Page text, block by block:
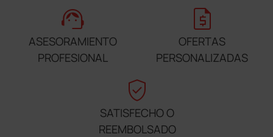
support_agent
ASESORAMIENTO
PROFESIONAL
request_quote
OFERTAS
PERSONALIZADAS
verified_user
SATISFECHO O
REEMBOLSADO